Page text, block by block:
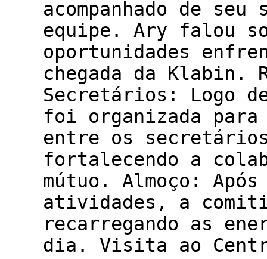
acompanhado de
equipe. Ary falou
oportunidades
chegada da Klabin.
Secretários: Logo
foi organizada
entre os
fortalecendo a
mútuo. Almoço:
atividades, a
recarregando as
dia. Visita ao